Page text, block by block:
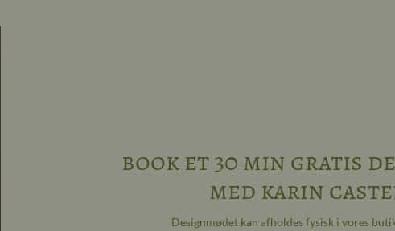
book et 30 min gratis
med karin
Designmødet kan afholdes fysisk i vores